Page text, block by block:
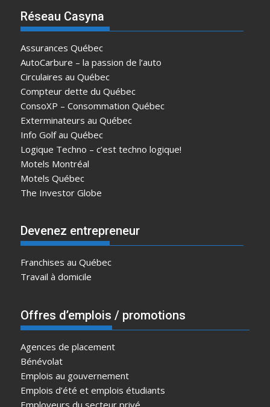
Réseau Casyna
Assurances Québec
AutoCarbure – la passion de l’auto
Circulaires au Québec
Compteur dette du Québec
ConsoXP – Consommation Québec
Exterminateurs au Québec
Info Golf au Québec
Logique Techno – c’est techno logique!
Motels Montréal
Motels Québec
The Investor Globe
Devenez entrepreneur
Franchises au Québec
Travail à domicile
Offres d’emplois / promotions
Agences de placement
Bénévolat
Emplois au gouvernement
Emplois d’été et emplois étudiants
Employeurs du secteur privé